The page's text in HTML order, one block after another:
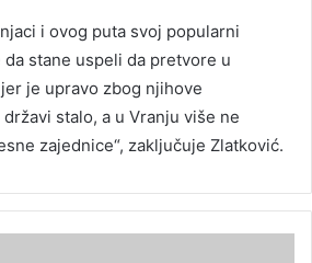
i ovog puta svoj popularni
stane uspeli da pretvore u
je upravo zbog njihove
stalo, a u Vranju više ne
zajednice“, zaključuje Zlatković.